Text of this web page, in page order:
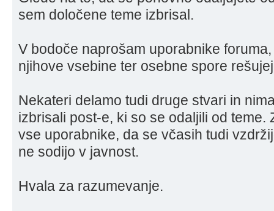
sem določene teme izbrisal.
V bodoče naprošam uporabnike
njihove vsebine ter osebne spore
Nekateri delamo tudi druge stvari in
izbrisali post-e, ki so se odaljili od teme.
vse uporabnike, da se včasih tudi
ne sodijo v javnost.
Hvala za razumevanje.